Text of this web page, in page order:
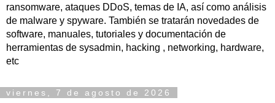
ransomware, ataques DDoS, temas de IA, así como análisis
de malware y spyware. También se tratarán novedades de
software, manuales, tutoriales y documentación de
herramientas de sysadmin, hacking , networking, hardware,
etc
viernes, 7 de agosto de 2026